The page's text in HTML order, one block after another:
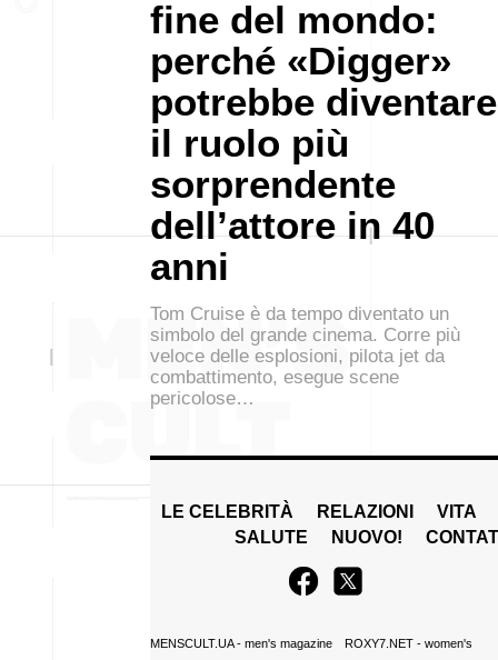
fine del mondo:
perché «Digger»
potrebbe diventare
il ruolo più
sorprendente
dell’attore in 40
anni
Tom Cruise è da tempo diventato un
simbolo del grande cinema. Corre più
veloce delle esplosioni, pilota jet da
combattimento, esegue scene
pericolose…
LE CELEBRITÀ RELAZIONI
VITA
SALUTE
NUOVO!
MENSCULT.UA- men's magazine
ROXY7.NET- women's